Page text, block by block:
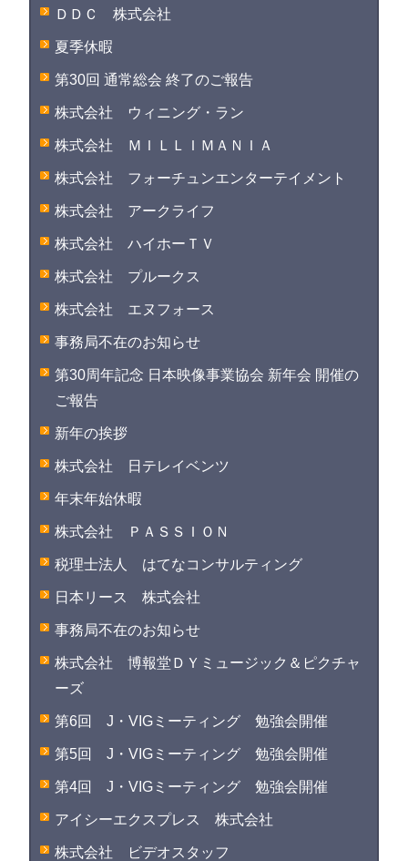
ＤＤＣ 株式会社
夏季休暇
第30回 通常総会 終了のご報告
株式会社 ウィニング・ラン
株式会社 ＭＩＬＬＩＭＡＮＩＡ
株式会社 フォーチュンエンターテイメント
株式会社 アークライフ
株式会社 ハイホーＴＶ
株式会社 プルークス
株式会社 エヌフォース
事務局不在のお知らせ
第30周年記念 日本映像事業協会 新年会 開催の
ご報告
新年の挨拶
株式会社 日テレイベンツ
年末年始休暇
株式会社 ＰＡＳＳＩＯＮ
税理士法人 はてなコンサルティング
日本リース 株式会社
事務局不在のお知らせ
株式会社 博報堂ＤＹミュージック＆ピクチャ
ーズ
第6回 J・VIGミーティング 勉強会開催
第5回 J・VIGミーティング 勉強会開催
第4回 J・VIGミーティング 勉強会開催
アイシーエクスプレス 株式会社
株式会社 ビデオスタッフ